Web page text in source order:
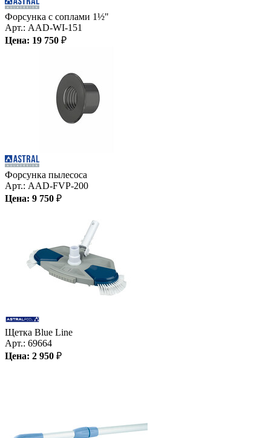
Форсунка с соплами 1½"
Арт.: AAD-WI-151
Цена: 19 750 ₽
Форсунка пылесоса
Арт.: AAD-FVP-200
Цена: 9 750 ₽
Щетка Blue Line
Арт.: 69664
Цена: 2 950 ₽